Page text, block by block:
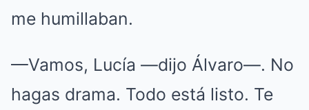
me humillaban.
—Vamos, Lucía —dijo Álvaro—. No
hagas drama. Todo está listo. Te